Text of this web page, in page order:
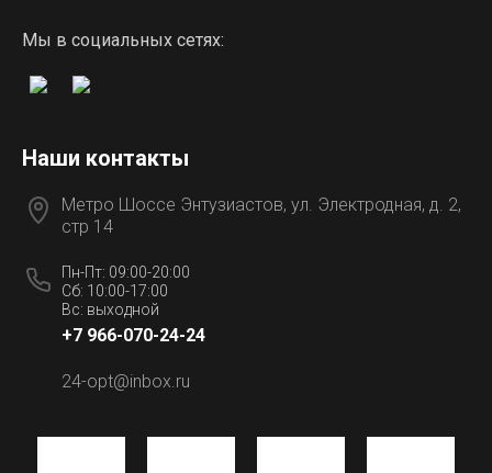
Мы в социальных сетях:
Наши контакты
Метро Шоссе Энтузиастов, ул. Электродная, д. 2,
стр 14
Пн-Пт: 09:00-20:00
Сб: 10:00-17:00
Вс: выходной
+7 966-070-24-24
24-opt@inbox.ru